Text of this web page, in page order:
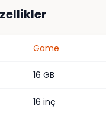
Game
16 GB
16 inç